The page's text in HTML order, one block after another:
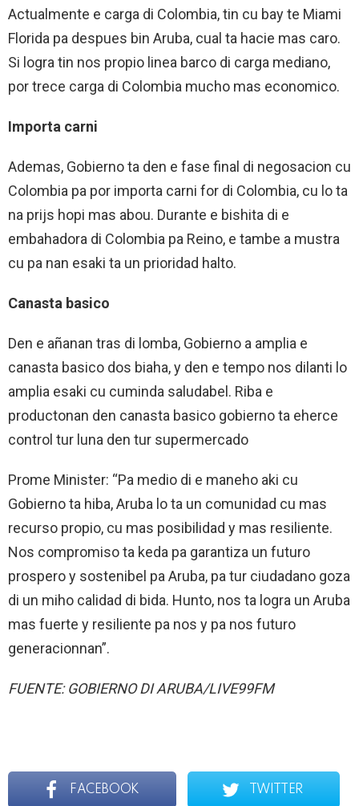
Actualmente e carga di Colombia, tin cu bay te Miami
Florida pa despues bin Aruba, cual ta hacie mas caro.
Si logra tin nos propio linea barco di carga mediano,
por trece carga di Colombia mucho mas economico.
Importa carni
Ademas, Gobierno ta den e fase final di negosacion cu
Colombia pa por importa carni for di Colombia, cu lo ta
na prijs hopi mas abou. Durante e bishita di e
embahadora di Colombia pa Reino, e tambe a mustra
cu pa nan esaki ta un prioridad halto.
Canasta basico
Den e añanan tras di lomba, Gobierno a amplia e
canasta basico dos biaha, y den e tempo nos dilanti lo
amplia esaki cu cuminda saludabel. Riba e
productonan den canasta basico gobierno ta eherce
control tur luna den tur supermercado
Prome Minister: “Pa medio di e maneho aki cu
Gobierno ta hiba, Aruba lo ta un comunidad cu mas
recurso propio, cu mas posibilidad y mas resiliente.
Nos compromiso ta keda pa garantiza un futuro
prospero y sostenibel pa Aruba, pa tur ciudadano goza
di un miho calidad di bida. Hunto, nos ta logra un Aruba
mas fuerte y resiliente pa nos y pa nos futuro
generacionnan”.
FUENTE: GOBIERNO DI ARUBA/LIVE99FM
FACEBOOK TWITTER